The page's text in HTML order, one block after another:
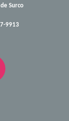
Surco
9913